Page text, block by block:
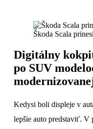
Škoda Scala
Digitálny
po SUV
Kedysi boli displeje v
lepšie auto predstaviť. V